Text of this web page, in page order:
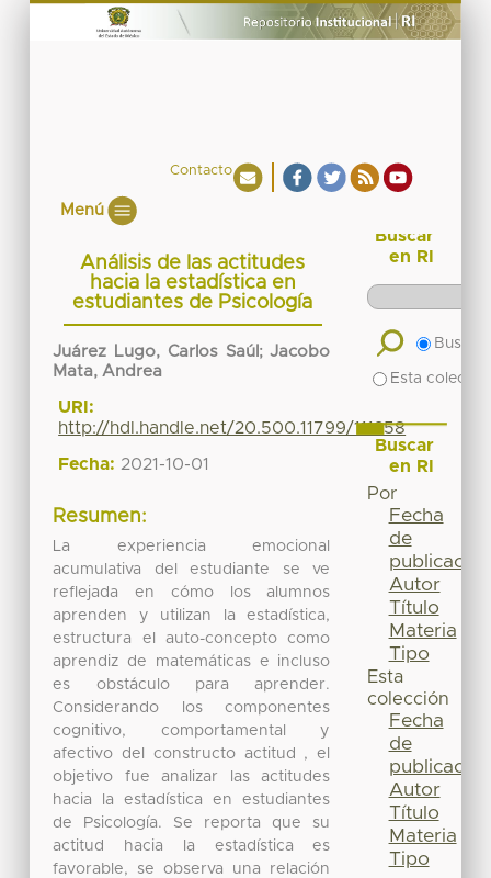
Contacto
Menú
Análisis de las actitudes
hacia la estadística en
estudiantes de Psicología
Juárez Lugo, Carlos Saúl ;Jacobo
Mata, Andrea
URI:
http://hdl.handle.net/20.500.11799/111258
Fecha: 2021-10-01
Resumen:
La experiencia emocional
acumulativa del estudiante se ve
reflejada en cómo los alumnos
aprenden y utilizan la estadística,
estructura el auto-concepto como
aprendiz de matemáticas e incluso
es obstáculo para aprender.
Considerando los componentes
cognitivo, comportamental y
afectivo del constructo actitud , el
objetivo fue analizar las actitudes
hacia la estadística en estudiantes
de Psicología. Se reporta que su
actitud hacia la estadística es
favorable, se observa una relación
Buscar
en RI
Buscar
Esta
Buscar
en RI
Por
Fecha
de
publicación
Autor
Título
Materia
Tipo
Esta
colección
Fecha
de
publicación
Autor
Título
Materia
Tipo